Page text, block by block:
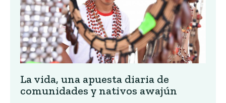
La vida, una apuesta diaria de
comunidades y nativos awajún